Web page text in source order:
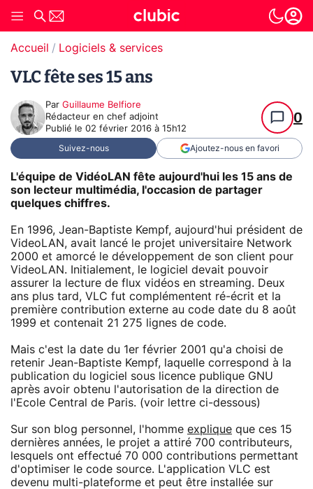
Accueil Logiciels & services
VLC fête ses 15 ans
Par Guillaume Belfiore
Rédacteur en chef adjoint
Publié le 02 février 2016 à 15h12
0
Suivez-nous Ajoutez-nous en favori
L'équipe de VidéoLAN fête aujourd'hui les 15 ans de
son lecteur multimédia, l'occasion de partager
quelques chiffres.
En 1996, Jean-Baptiste Kempf, aujourd'hui président de
VideoLAN, avait lancé le projet universitaire Network
2000 et amorcé le développement de son client pour
VideoLAN. Initialement, le logiciel devait pouvoir
assurer la lecture de flux vidéos en streaming. Deux
ans plus tard, VLC fut complémentent ré-écrit et la
première contribution externe au code date du 8 août
1999 et contenait 21 275 lignes de code.
Mais c'est la date du 1er février 2001 qu'a choisi de
retenir Jean-Baptiste Kempf, laquelle correspond à la
publication du logiciel sous licence publique GNU
après avoir obtenu l'autorisation de la direction de
l'Ecole Central de Paris. (voir lettre ci-dessous)
Sur son blog personnel, l'homme explique que ces 15
dernières années, le projet a attiré 700 contributeurs,
lesquels ont effectué 70 000 contributions permettant
d'optimiser le code source. L'application VLC est
devenu multi-plateforme et peut être installée sur